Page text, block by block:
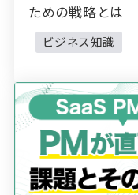
ための戦略とは
ビジネス知識